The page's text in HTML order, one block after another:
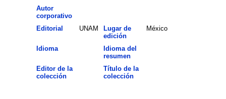
Autor
corporativo
Editorial
UNAM
Lugar de
edición
México
Idioma
Idioma del
resumen
Editor de la
colección
Título de la
colección